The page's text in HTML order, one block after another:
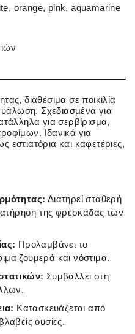
orange, pink, aquamarine
διαθέσιμα σε ποικιλία
Σχεδιασμένα για
για σερβίρισμα,
Ιδανικά για
και καφετέριες,
Διατηρεί σταθερή
της φρεσκάδας των
Προλαμβάνει το
ζουμερά και νόστιμα.
Συμβάλλει στη
Κατασκευάζεται από
ουσίες.